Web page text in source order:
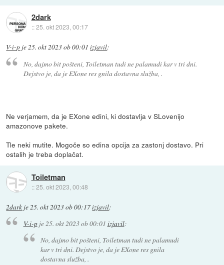
2dark
::25. okt 2023, 00:17
V-i-p je25. okt 2023 ob 00:01 izjavil:
No, dajmo bit pošteni, Toiletman tudi ne palamudi kar v tri dni.
Dejstvo je, da je EXone res gnila dostavna služba, .
Ne verjamem, da je EXone edini, ki dostavlja v SLovenijo
amazonove pakete.
Tle neki mutite. Mogoče so edina opcija za zastonj dostavo. Pri
ostalih je treba doplačat.
Toiletman
::25. okt 2023, 00:48
2dark je 25. okt 2023 ob 00:17izjavil:
V-i-pje25. okt 2023 ob 00:01 izjavil:
No, dajmo bit pošteni, Toiletman tudi ne palamudi
kar v tri dni. Dejstvo je, da je EXone res gnila
dostavna služba, .